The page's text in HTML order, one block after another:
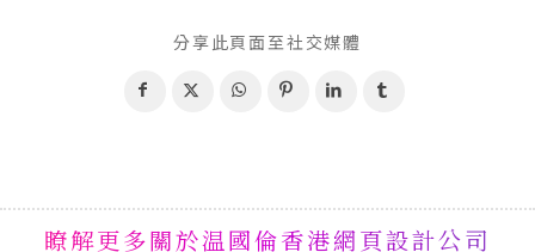
分享此頁面至社交媒體
瞭解更多關於温國倫香港網頁設計公司